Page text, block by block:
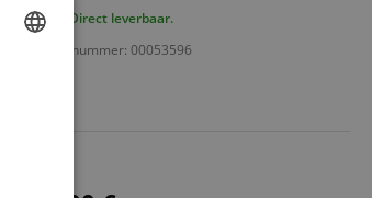
Direct leverbaar.
Artikelnummer: 00053596